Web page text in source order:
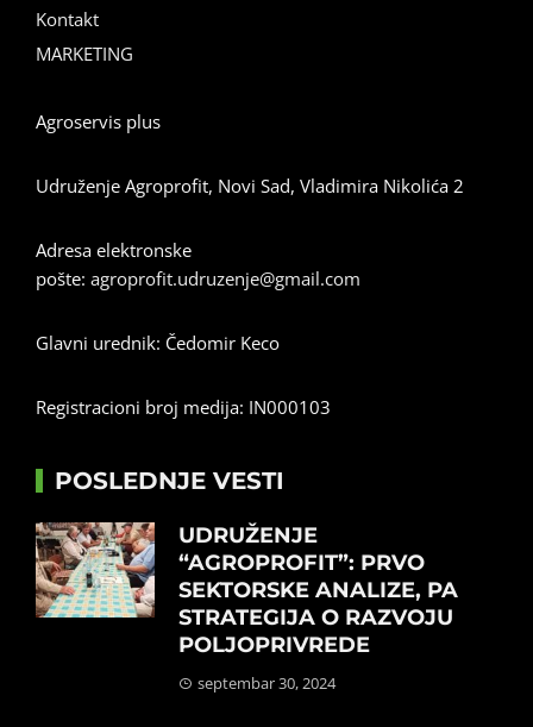
Kontakt
MARKETING
Agroservis plus
Udruženje Agroprofit, Novi Sad, Vladimira Nikolića 2
Adresa elektronske
pošte: agroprofit.udruzenje@gmail.com
Glavni urednik: Čedomir Keco
Registracioni broj medija: IN000103
POSLEDNJE VESTI
UDRUŽENJE
“AGROPROFIT”: PRVO
SEKTORSKE ANALIZE, PA
STRATEGIJA O RAZVOJU
POLJOPRIVREDE
septembar 30, 2024